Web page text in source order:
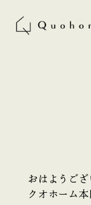
おはようご
クオホーム本